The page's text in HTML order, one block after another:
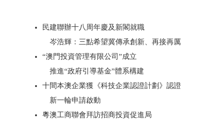
民建聯辦十八周年慶及新閣就職
岑浩輝：三點希望冀傳承創新、再接再厲
“澳門投資管理有限公司”成立
推進“政府引導基金”體系構建
十間本澳企業獲《科技企業認證計劃》認證
新一輪申請啟動
粵澳工商聯會拜訪招商投資促進局